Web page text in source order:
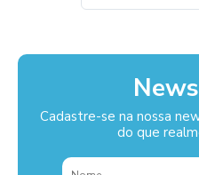
Cadastre-se na nossa
do que